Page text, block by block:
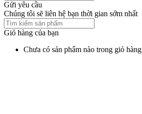
Gửi yêu cầu
Chúng tôi sẽ liên hệ bạn thời gian sớm nhất
Giỏ hàng của bạn
Chưa có sản phẩm nào trong giỏ hàng